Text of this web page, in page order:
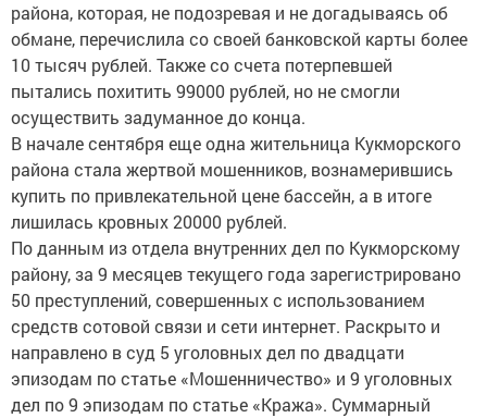
района, которая, не подозревая и не догадываясь об
обмане, перечислила со своей банковской карты более
10 тысяч рублей. Также со счета потерпевшей
пытались похитить 99000 рублей, но не смогли
осуществить задуманное до конца.
В начале сентября еще одна жительница Кукморского
района стала жертвой мошенников, вознамерившись
купить по привлекательной цене бассейн, а в итоге
лишилась кровных 20000 рублей.
По данным из отдела внутренних дел по Кукморскому
району, за 9 месяцев текущего года зарегистрировано
50 преступлений, совершенных с использованием
средств сотовой связи и сети интернет. Раскрыто и
направлено в суд 5 уголовных дел по двадцати
эпизодам по статье «Мошенничество» и 9 уголовных
дел по 9 эпизодам по статье «Кража». Суммарный